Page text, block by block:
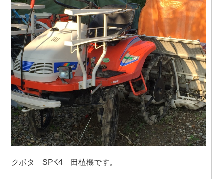
クボタ SPK4 田植機です。